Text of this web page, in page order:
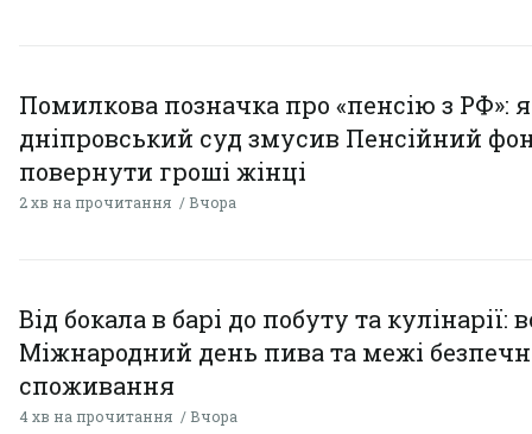
Помилкова позначка про «пенсію з РФ»:
дніпровський суд змусив Пенсійний
повернути гроші жінці
2 хв на прочитання Вчора
Від бокала в барі до побуту та кулінарії:
Міжнародний день пива та межі
споживання
4 хв на прочитання Вчора